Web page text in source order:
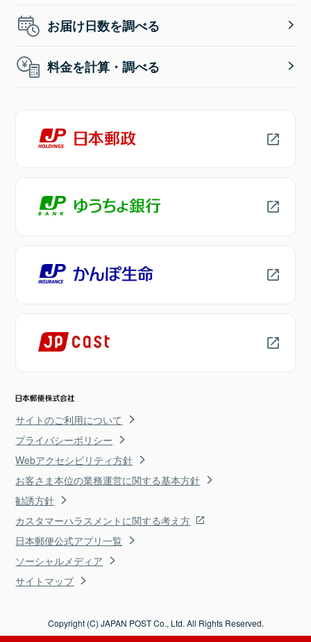
お届け日数を調べる
料金を計算・調べる
サイトのご利用について
プライバシーポリシー
Webアクセシビリティ方針
お客さま本位の業務運営に関する基本方針
勧誘方針
カスタマーハラスメントに関する考え方
日本郵便公式アプリ一覧
ソーシャルメディア
サイトマップ
Copyright (C) JAPAN POST Co., Ltd. All Rights Reserved.